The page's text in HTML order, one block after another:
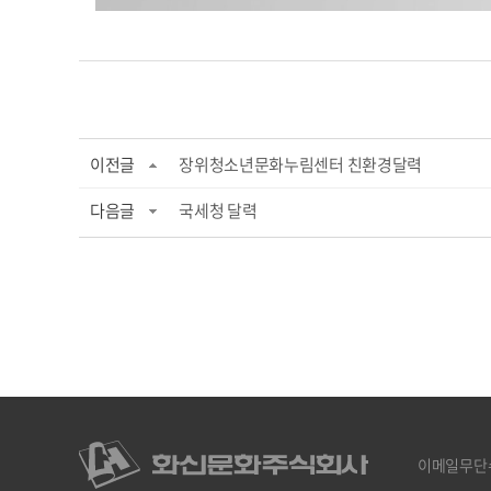
이전글
장위청소년문화누림센터 친환경달력
다음글
국세청 달력
이메일무